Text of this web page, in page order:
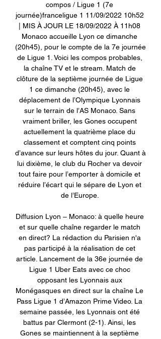
compos / Ligue 1 (7e
journée)franceligue 1 11/09/2022 10h52
| MIS À JOUR LE 18/09/2022 À 11h08
Monaco accueille Lyon ce dimanche
(20h45), pour le compte de la 7e journée
de Ligue 1. Voici les compos probables,
la chaîne TV et le stream. Match de
clôture de la septième journée de Ligue
1 ce dimanche (20h45), avec le
déplacement de l’Olympique Lyonnais
sur le terrain de l’AS Monaco. Sans
vraiment briller, les Gones occupent
actuellement la quatrième place du
classement et comptent cinq points
d’avance sur leurs hôtes du jour. Quant à
lui dixième, le club du Rocher va devoir
tout faire pour l’emporter à domicile et
réduire l’écart qui le sépare de Lyon et
de l’Europe.
Diffusion Lyon – Monaco: à quelle heure
et sur quelle chaîne regarder le match
en direct? La rédaction du Parisien n'a
pas participé à la réalisation de cet
article. Lancement de la 36e journée de
Ligue 1 Uber Eats avec ce choc
opposant les Lyonnais aux
Monégasques en direct sur la chaîne Le
Pass Ligue 1 d’Amazon Prime Video. La
semaine passée, les Lyonnais ont été
battus par Clermont (2-1). Ainsi, les
Gones se maintiennent à la septième